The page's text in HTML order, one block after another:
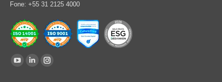
Fone: +55 31 2125 4000
Encontre-nos em:
LinkedinInstagram